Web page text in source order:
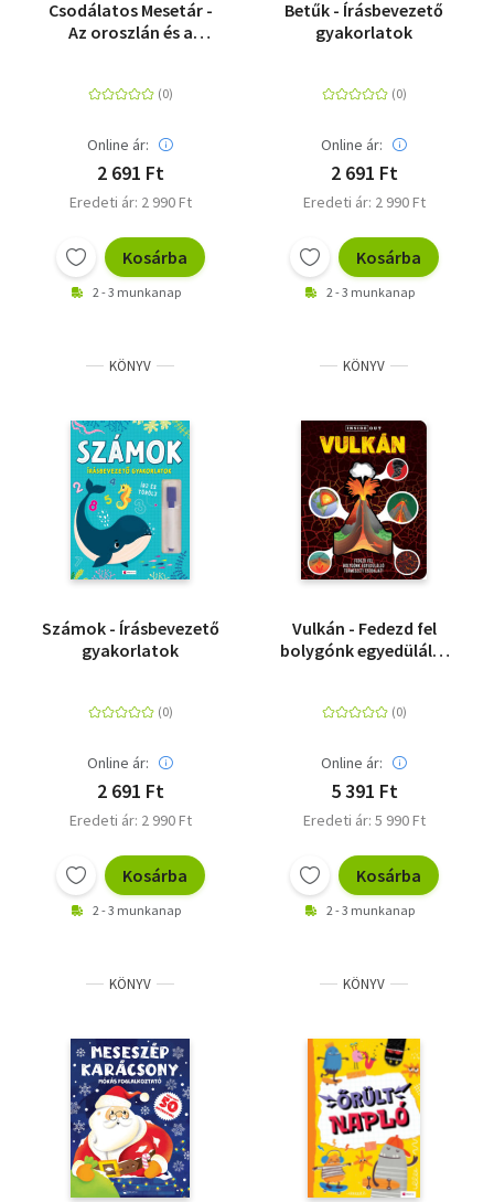
Csodálatos Mesetár -
Az oroszlán és a
Online ár:
2 691 Ft
Eredeti ár: 2 990 Ft
Kosárba
2 - 3 munkanap
Betűk - Írásbevezető
gyakorlatok
Online ár:
2 691 Ft
Eredeti ár: 2 990 Ft
Kosárba
2 - 3 munkanap
KÖNYV
Számok - Írásbevezető
gyakorlatok
Online ár:
2 691 Ft
Eredeti ár: 2 990 Ft
Kosárba
2 - 3 munkanap
KÖNYV
Vulkán - Fedezd fel
bolygónk egyedülálló
Online ár:
5 391 Ft
Eredeti ár: 5 990 Ft
Kosárba
2 - 3 munkanap
KÖNYV KÖNYV